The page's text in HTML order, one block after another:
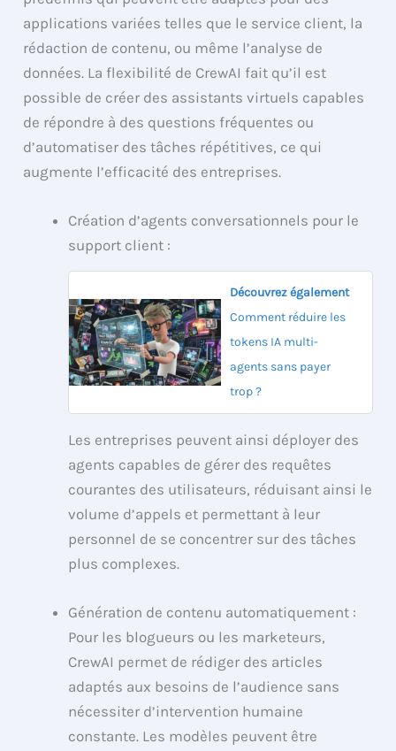
applications variées telles que le service client, la
rédaction de contenu, ou même l’analyse de
données. La flexibilité de CrewAI fait qu’il est
possible de créer des assistants virtuels capables
de répondre à des questions fréquentes ou
d’automatiser des tâches répétitives, ce qui
augmente l’efficacité des entreprises.
Création d’agents conversationnels pour le
support client :
Découvrez également
Comment réduire les
tokens IA multi-
agents sans payer
trop ?
Les entreprises peuvent ainsi déployer des
agents capables de gérer des requêtes
courantes des utilisateurs, réduisant ainsi le
volume d’appels et permettant à leur
personnel de se concentrer sur des tâches
plus complexes.
Génération de contenu automatiquement :
Pour les blogueurs ou les marketeurs,
CrewAI permet de rédiger des articles
adaptés aux besoins de l’audience sans
nécessiter d’intervention humaine
constante. Les modèles peuvent être